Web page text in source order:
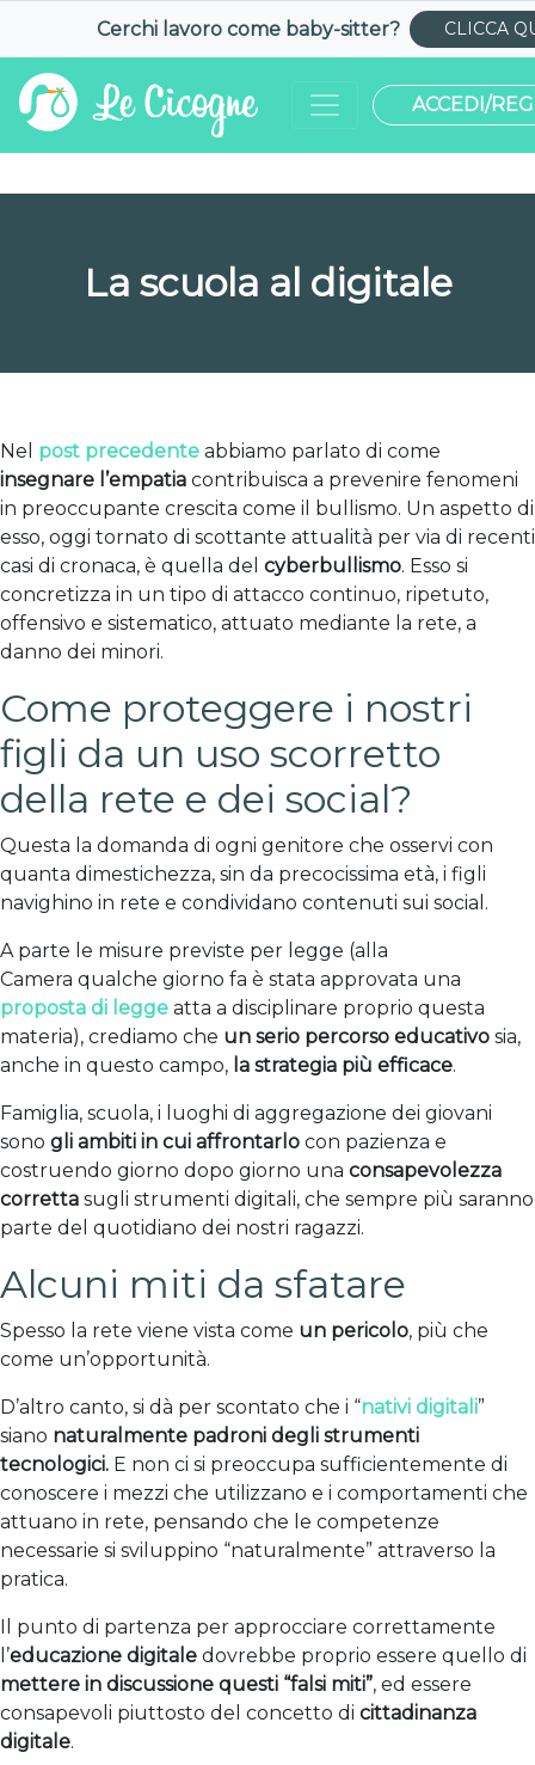
Cerchi lavoro come baby-sitter? CLICCA
ACCEDI/
La scuola al digitale
Nel post precedente abbiamo parlato di come
insegnare l’empatia contribuisca a prevenire fenomeni
in preoccupante crescita come il bullismo. Un aspetto di
esso, oggi tornato di scottante attualità per via di recenti
casi di cronaca, è quella del cyberbullismo. Esso si
concretizza in un tipo di attacco continuo, ripetuto,
offensivo e sistematico, attuato mediante la rete, a
danno dei minori.
Come proteggere i nostri
figli da un uso scorretto
della rete e dei social?
Questa la domanda di ogni genitore che osservi con
quanta dimestichezza, sin da precocissima età, i figli
navighino in rete e condividano contenuti sui social.
A parte le misure previste per legge (alla
Camera qualche giorno fa è stata approvata una
proposta di legge atta a disciplinare proprio questa
materia), crediamo che un serio percorso educativo sia,
anche in questo campo, la strategia più efficace.
Famiglia, scuola, i luoghi di aggregazione dei giovani
sono gli ambiti in cui affrontarlo con pazienza e
costruendo giorno dopo giorno una consapevolezza
corretta sugli strumenti digitali, che sempre più saranno
parte del quotidiano dei nostri ragazzi.
Alcuni miti da sfatare
Spesso la rete viene vista come un pericolo, più che
come un’opportunità.
D’altro canto, si dà per scontato che i “nativi digitali”
siano naturalmente padroni degli strumenti
tecnologici. E non ci si preoccupa sufficientemente di
conoscere i mezzi che utilizzano e i comportamenti che
attuano in rete, pensando che le competenze
necessarie si sviluppino “naturalmente” attraverso la
pratica.
Il punto di partenza per approcciare correttamente
l’educazione digitale dovrebbe proprio essere quello di
mettere in discussione questi “falsi miti”, ed essere
consapevoli piuttosto del concetto di cittadinanza
digitale.